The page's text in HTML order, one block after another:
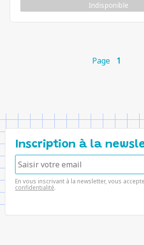
Indisponible
Page 1
Inscription à la
En vous inscrivant à la newsletter, vous
confidentialité.